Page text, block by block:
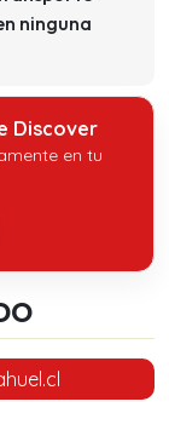
ninguna
Discover
en tu